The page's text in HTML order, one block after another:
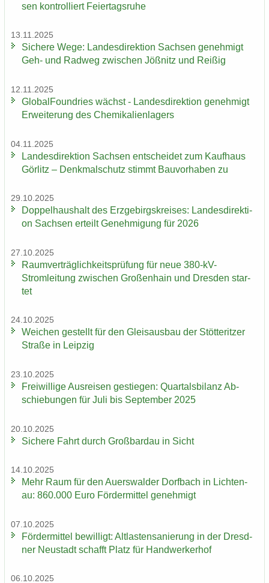
sen kon­trol­liert Fei­er­tags­ru­he
13.11.2025
Si­che­re Wege: Lan­des­di­rek­ti­on Sach­sen ge­neh­migt
Geh- und Rad­weg zwi­schen Jöß­nitz und Rei­ßig
12.11.2025
Glo­bal­Found­ries wächst - Lan­des­di­rek­ti­on ge­neh­migt
Er­wei­te­rung des Che­mi­ka­li­en­la­gers
04.11.2025
Lan­des­di­rek­ti­on Sach­sen ent­schei­det zum Kauf­haus
Gör­litz – Denk­mal­schutz stimmt Bau­vor­ha­ben zu
29.10.2025
Dop­pel­haus­halt des Erz­ge­birgs­krei­ses: Lan­des­di­rek­ti­
on Sach­sen er­teilt Ge­neh­mi­gung für 2026
27.10.2025
Ra­um­ver­träg­lich­keits­prü­fung für neue 380-​kV-
Stromleitung zwi­schen Gro­ßen­hain und Dres­den star­
tet
24.10.2025
Wei­chen ge­stellt für den Gleis­aus­bau der Stöt­terit­zer
Stra­ße in Leip­zig
23.10.2025
Frei­wil­li­ge Aus­rei­sen ge­stie­gen: Quar­tals­bi­lanz Ab­
schie­bun­gen für Juli bis Sep­tem­ber 2025
20.10.2025
Si­che­re Fahrt durch Groß­bardau in Sicht
14.10.2025
Mehr Raum für den Au­ers­wal­der Dorf­bach in Lich­ten­
au: 860.000 Euro För­der­mit­tel ge­neh­migt
07.10.2025
För­der­mit­tel be­wil­ligt: Alt­las­ten­sa­nie­rung in der Dresd­
ner Neu­stadt schafft Platz für Hand­wer­ker­hof
06.10.2025